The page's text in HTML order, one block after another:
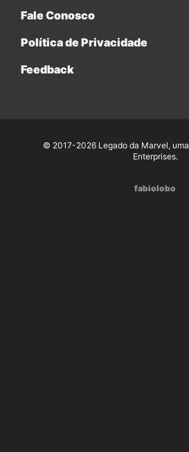
Fale Conosco
Política de Privacidade
Feedback
© 2017-2026 Legado da Marvel,
Enterprises.
fabiolobo